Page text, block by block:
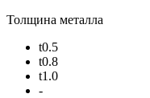
Толщина металла
t0.5
t0.8
t1.0
-